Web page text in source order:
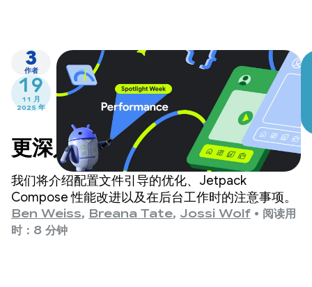
3
作者
19
11 月
2025 年
更深入的性能考虑因素
我们将介绍配置文件引导的优化、Jetpack
Compose 性能改进以及在后台工作时的注意事项。
Ben Weiss, Breana Tate, Jossi Wolf • 阅读用
时：8 分钟